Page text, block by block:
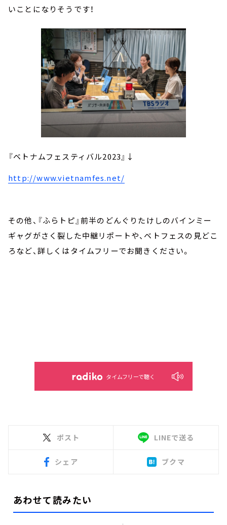
いことになりそうです！
『ベトナムフェスティバル2023』↓
http://www.vietnamfes.net/
その他、『ふらトピ』前半のどんぐりたけしのバインミー
ギャグがさく裂した中継リポートや、ベトフェスの見どこ
ろなど、詳しくはタイムフリーでお聞きください。
タイムフリーで聴く
ポスト LINEで送る
シェア ブクマ
あわせて読みたい